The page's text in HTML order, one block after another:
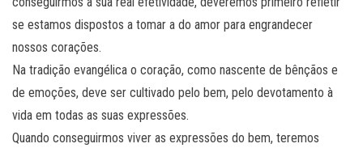
se estamos dispostos a tomar a do amor para engrandecer
nossos corações.
Na tradição evangélica o coração, como nascente de bênçãos e
de emoções, deve ser cultivado pelo bem, pelo devotamento à
vida em todas as suas expressões.
Quando conseguirmos viver as expressões do bem, teremos